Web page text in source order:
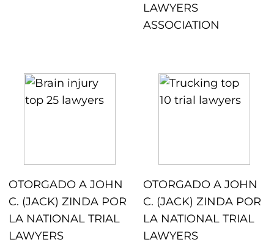
LAWYERS
ASSOCIATION
OTORGADO A JOHN
C. (JACK) ZINDA POR
LA NATIONAL TRIAL
LAWYERS
OTORGADO A JOHN
C. (JACK) ZINDA POR
LA NATIONAL TRIAL
LAWYERS